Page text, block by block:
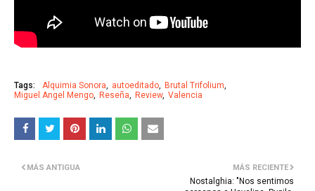
Tags: Alquimia Sonora autoeditado
Brutal Trifolium
Miguel Angel Mengo
Reseña Review Valencia
MÁS RECIENTE
Nostalghia: "Nos sentimos
MÁS ANTIGUA